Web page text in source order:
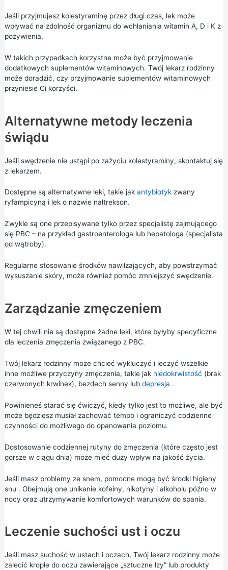
Jeśli przyjmujesz kolestyraminę przez długi czas, lek może
wpływać na zdolność organizmu do wchłaniania witamin A, D i K z
pożywienia.
W takich przypadkach korzystne może być przyjmowanie
dodatkowych suplementów witaminowych. Twój lekarz rodzinny
może doradzić, czy przyjmowanie suplementów witaminowych
przyniesie Ci korzyści.
Alternatywne metody leczenia
świądu
Jeśli swędzenie nie ustąpi po zażyciu kolestyraminy, skontaktuj się
z lekarzem.
Dostępne są alternatywne leki, takie jak antybiotykzwany
ryfampicyną i lek o nazwie naltrekson.
Zwykle są one przepisywane tylko przez specjalistę zajmującego
się PBC – na przykład gastroenterologa lub hepatologa (specjalista
od wątroby).
Regularne stosowanie środków nawilżających, aby powstrzymać
wysuszanie skóry, może również pomóc zmniejszyć swędzenie.
Zarządzanie zmęczeniem
W tej chwili nie są dostępne żadne leki, które byłyby specyficzne
dla leczenia zmęczenia związanego z PBC.
Twój lekarz rodzinny może chcieć wykluczyć i leczyć wszelkie
inne możliwe przyczyny zmęczenia, takie jak niedokrwistość (brak
czerwonych krwinek), bezdech senny lub depresja .
Powinieneś starać się ćwiczyć, kiedy tylko jest to możliwe, ale być
może będziesz musiał zachować tempo i ograniczyć codzienne
czynności do możliwego do opanowania poziomu.
Dostosowanie codziennej rutyny do zmęczenia (które często jest
gorsze w ciągu dnia) może mieć duży wpływ na jakość życia.
Jeśli masz problemy ze snem, pomocne mogą być środki higieny
snu . Obejmują one unikanie kofeiny, nikotyny i alkoholu późno w
nocy oraz utrzymywanie komfortowych warunków do spania.
Leczenie suchości ust i oczu
Jeśli masz suchość w ustach i oczach, Twój lekarz rodzinny może
zalecić krople do oczu zawierające „sztuczne łzy” lub produkty